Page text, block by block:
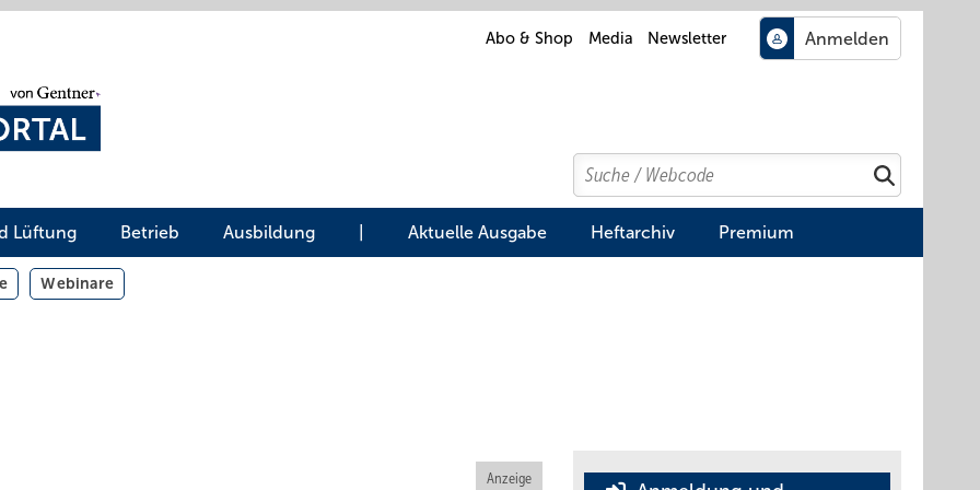
Abo & Shop Media Newsletter
Search
Suchen
Lüftung Betrieb Ausbildung Aktuelle Ausgabe Heftarchiv Premium
Webinare
Anzeige